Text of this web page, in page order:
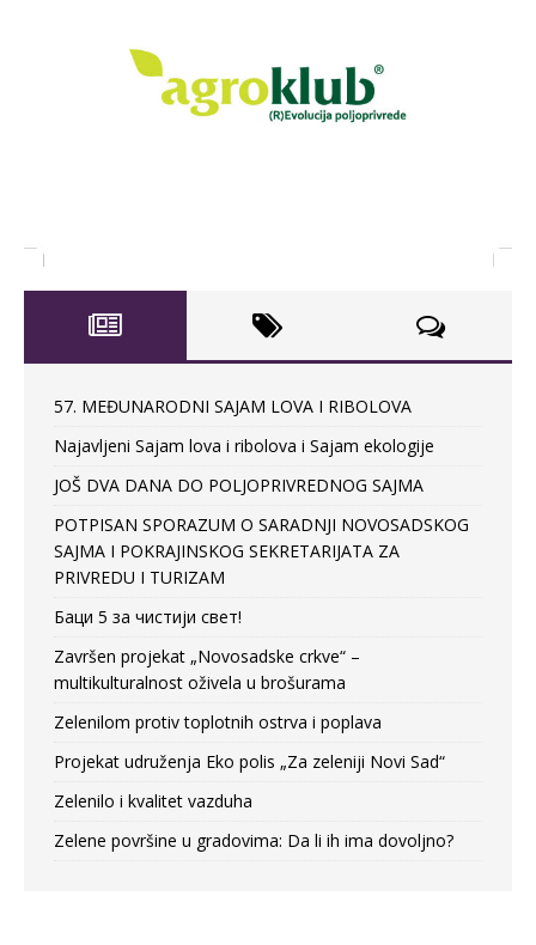
57. MEĐUNARODNI SAJAM LOVA I RIBOLOVA
Najavljeni Sajam lova i ribolova i Sajam ekologije
JOŠ DVA DANA DO POLJOPRIVREDNOG SAJMA
POTPISAN SPORAZUM O SARADNJI NOVOSADSKOG
SAJMA I POKRAJINSKOG SEKRETARIJATA ZA
PRIVREDU I TURIZAM
Баци 5 за чистији свет!
Završen projekat „Novosadske crkve“ –
multikulturalnost oživela u brošurama
Zelenilom protiv toplotnih ostrva i poplava
Projekat udruženja Eko polis „Za zeleniji Novi Sad“
Zelenilo i kvalitet vazduha
Zelene površine u gradovima: Da li ih ima dovoljno?